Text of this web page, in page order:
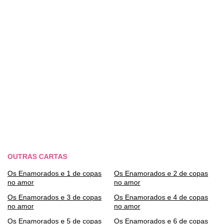
OUTRAS CARTAS
Os Enamorados e 1 de copas
no amor
Os Enamorados e 2 de copas
no amor
Os Enamorados e 3 de copas
no amor
Os Enamorados e 4 de copas
no amor
Os Enamorados e 5 de copas
Os Enamorados e 6 de copas